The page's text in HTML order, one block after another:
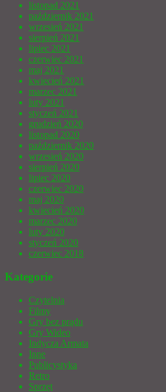
listopad 2021
październik 2021
wrzesień 2021
sierpień 2021
lipiec 2021
czerwiec 2021
maj 2021
kwiecień 2021
marzec 2021
luty 2021
styczeń 2021
grudzień 2020
listopad 2020
październik 2020
wrzesień 2020
sierpień 2020
lipiec 2020
czerwiec 2020
maj 2020
kwiecień 2020
marzec 2020
luty 2020
styczeń 2020
czerwiec 2018
Kategorie
Czytelnia
Filmy
Gry bez prądu
Gry Wideo
Indycza Armata
Inne
Publicystyka
Retro
Sprzęt